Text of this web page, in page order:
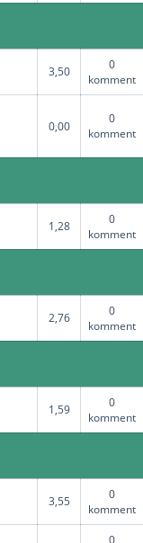
3,50
0
komment
0,00
0
komment
1,28
0
komment
2,76
0
komment
1,59
0
komment
3,55
0
komment
0